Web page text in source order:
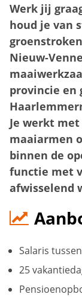
Werk jij
houd je van
Nieuw-
provincie en
Je werkt
maaiarmen
binnen de
functie met
afwisselend
Salaris
25